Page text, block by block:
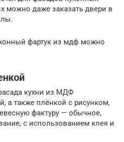
можно даже заказать двери в
фартук из мдф можно
кухни из МДФ
а также плёнкой с рисунком,
фактуру — обычное,
с использованием клея и